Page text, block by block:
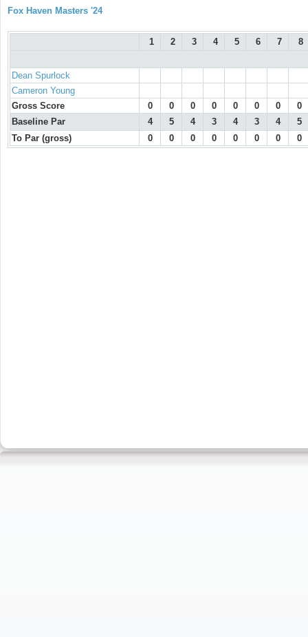
Fox Haven Masters '24
1 2 3 4 5 6 7 8
Dean Spurlock
Cameron Young
Gross Score
0 0 0 0 0 0 0
0
Baseline Par
4 5 4 3 4 3 4
5
To Par (gross)
0 0 0 0 0 0 0 0